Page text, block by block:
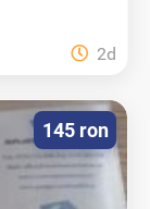
2d
145 ron